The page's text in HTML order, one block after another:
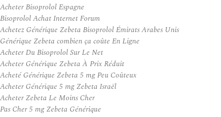
Acheter Bisoprolol Espagne
Bisoprolol Achat Internet Forum
Achetez Générique Zebeta Bisoprolol Émirats Arabes Unis
Générique Zebeta combien ça coûte En Ligne
Acheter Du Bisoprolol Sur Le Net
Acheter Générique Zebeta À Prix Réduit
Acheté Générique Zebeta 5 mg Peu Coûteux
Acheter Générique 5 mg Zebeta Israël
Acheter Zebeta Le Moins Cher
Pas Cher 5 mg Zebeta Générique